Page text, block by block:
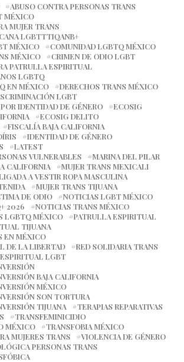
ABUSO CONTRA PERSONAS TRANS
MÉXICO
MUJER TRANS
LGBTTTIQANB+
MÉXICO
COMUNIDAD LGBTQ MÉXICO
MÉXICO
CRIMEN DE ODIO LGBT
PATRULLA ESPIRITUAL
LGBTQ
EN MÉXICO
DERECHOS TRANS MÉXICO
LGBT
IDENTIDAD DE GÉNERO
ECOSIG
ECOSIG DELITO
FISCALÍA BAJA CALIFORNIA
IDENTIDAD DE GÉNERO
LATEST
VULNERABLES
MARINA DEL PILAR
CALIFORNIA
MUJER TRANS MEXICALI
A VESTIR ROPA MASCULINA
MUJER TRANS TIJUANA
DE ODIO
NOTICIAS LGBT MÉXICO
2026
NOTICIAS TRANS MÉXICO
LGBTQ MÉXICO
PATRULLA ESPIRITUAL
TIJUANA
EN MÉXICO
DE LA LIBERTAD
RED SOLIDARIA TRANS
LGBT
BAJA CALIFORNIA
MÉXICO
SON TORTURA
TIJUANA
TERAPIAS REPARATIVAS
TRANSFEMINICIDIO
MÉXICO
TRANSFOBIA MÉXICO
MUJERES TRANS
VIOLENCIA DE GÉNERO
PERSONAS TRANS